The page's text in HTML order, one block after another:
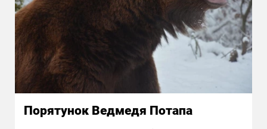
Порятунок Ведмедя Потапа